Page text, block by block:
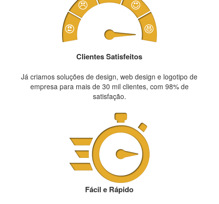
Clientes Satisfeitos
Já criamos soluções de design, web design e logotipo de
empresa para mais de 30 mil clientes, com 98% de
satisfação.
Fácil e Rápido